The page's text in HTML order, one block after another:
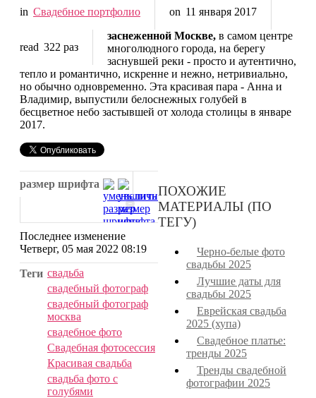
in Свадебное портфолио on 11 января 2017
read 322 раз
заснеженной Москве, в самом центре
многолюдного города, на берегу
заснувшей реки - просто и аутентично,
тепло и романтично, искренне и нежно, нетривиально,
но обычно одновременно. Эта красивая пара - Анна и
Владимир, выпустили белоснежных голубей в
бесцветное небо застывшей от холода столицы в январе
2017.
размер шрифта
Последнее изменение
Четверг, 05 мая 2022 08:19
Теги свадьба
свадебный фотограф
свадебный фотограф
москва
свадебное фото
Свадебная фотосессия
Красивая свадьба
свадьба фото с
голубями
ПОХОЖИЕ
МАТЕРИАЛЫ (ПО
ТЕГУ)
Черно-белые фото
свадьбы 2025
Лучшие даты для
свадьбы 2025
Еврейская свадьба
2025 (хупа)
Свадебное платье:
тренды 2025
Тренды свадебной
фотографии 2025
Свадьба в
»